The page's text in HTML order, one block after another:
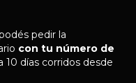
pedir la
con tu número de
días corridos desde